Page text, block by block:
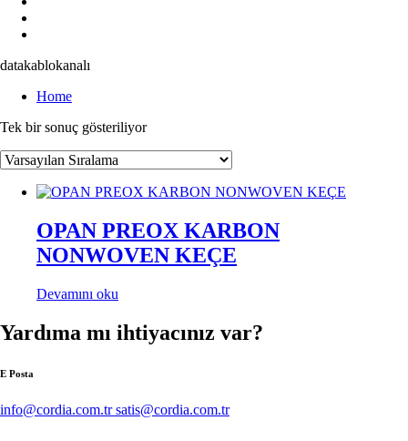
datakablokanalı
Home
Tek bir sonuç gösteriliyor
OPAN PREOX KARBON
NONWOVEN KEÇE
Devamını oku
Yardıma mı ihtiyacınız var?
E Posta
info@cordia.com.tr satis@cordia.com.tr